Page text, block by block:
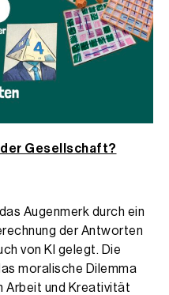
der Gesellschaft?
Augenmerk durch ein
der Antworten
von KI gelegt. Die
moralische Dilemma
Arbeit und Kreativität